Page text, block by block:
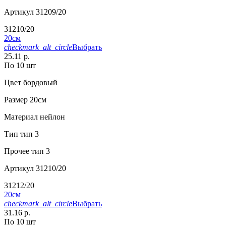
Артикул 31209/20
31210/20
20см
checkmark_alt_circleВыбрать
25.11 р.
По 10 шт
Цвет бордовый
Размер 20см
Материал нейлон
Тип тип 3
Прочее тип 3
Артикул 31210/20
31212/20
20см
checkmark_alt_circleВыбрать
31.16 р.
По 10 шт